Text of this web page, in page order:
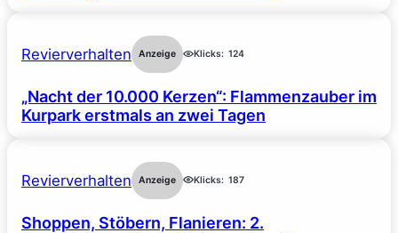
Revierverhalten Anzeige Klicks: 124
„Nacht der 10.000 Kerzen“: Flammenzauber im
Kurpark erstmals an zwei Tagen
Revierverhalten Anzeige Klicks: 187
Shoppen, Stöbern, Flanieren: 2.